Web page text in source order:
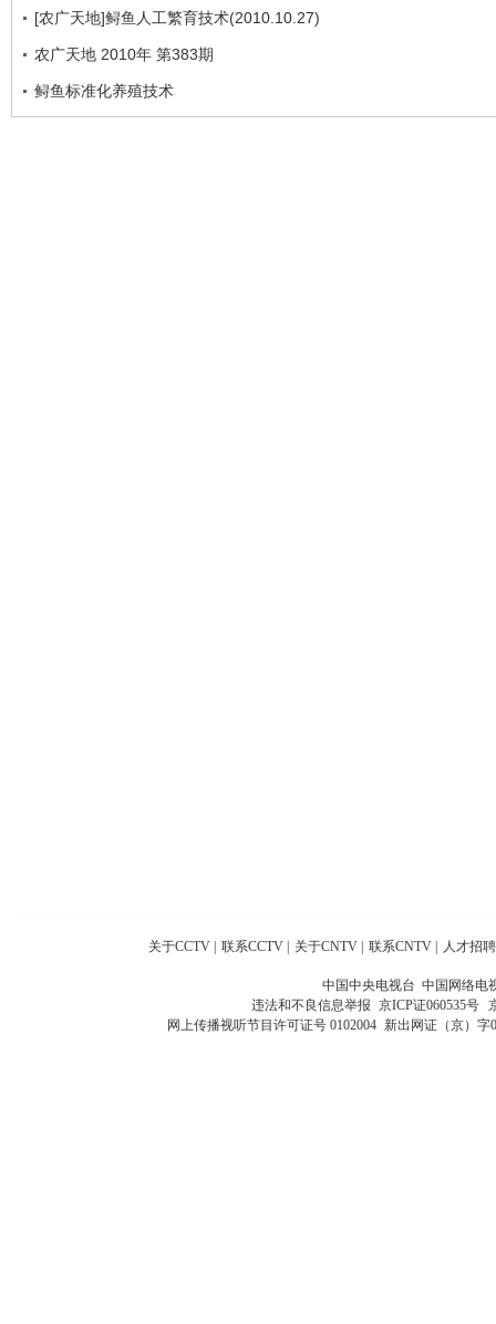
[农广天地]鲟鱼人工繁育技术(2010.10.27)
农广天地 2010年 第383期
鲟鱼标准化养殖技术
关于CCTV 联系CCTV 关于CNTV 联系CNTV 人才招聘
中国中央电视台 中国网络电
违法和不良信息举报 京ICP证060535号
网上传播视听节目许可证号 0102004 新出网证（京）